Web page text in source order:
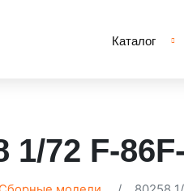
Каталог
1/72 F-